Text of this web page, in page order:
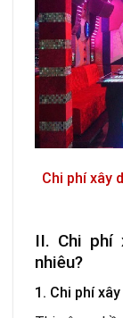
Chi phí xây
II. Chi phí
nhiêu?
1. Chi phí